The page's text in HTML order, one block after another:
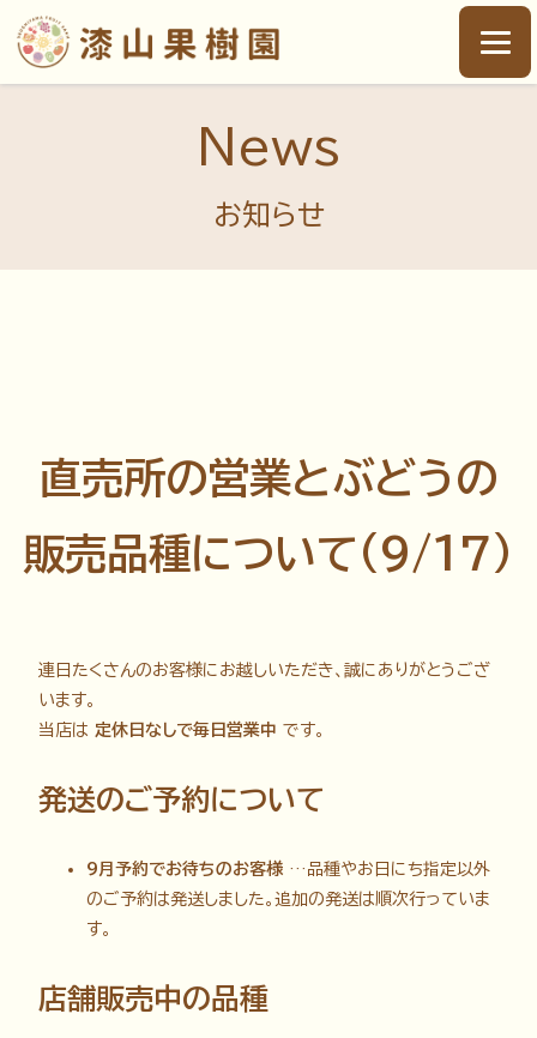
News
お知らせ
直売所の営業とぶどうの
販売品種について(9/17)
連日たくさんのお客様にお越しいただき、誠にありがとうござ
います。
当店は 定休日なしで毎日営業中 です。
発送のご予約について
9月予約でお待ちのお客様 …品種やお日にち指定以外
のご予約は発送しました。追加の発送は順次行っていま
す。
店舗販売中の品種